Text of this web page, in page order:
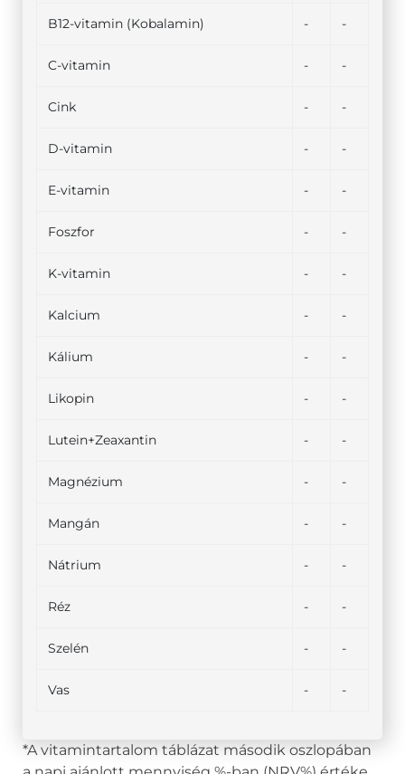
B12-vitamin (Kobalamin) - -
C-vitamin - -
Cink - -
D-vitamin - -
E-vitamin - -
Foszfor - -
K-vitamin - -
Kalcium - -
Kálium - -
Likopin - -
Lutein+Zeaxantin - -
Magnézium - -
Mangán - -
Nátrium - -
Réz - -
Szelén - -
Vas - -
*A vitamintartalom táblázat második oszlopában